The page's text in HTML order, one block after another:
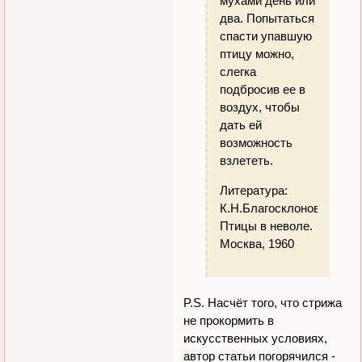
два. Попытаться
спасти упавшую
птицу можно,
слегка
подбросив ее в
воздух, чтобы
дать ей
возможность
взлететь.
Литература:
К.Н.Благосклонов.
Птицы в неволе.
Москва, 1960
P.S. Насчёт того, что стрижа
не прокормить в
искусственных условиях,
автор статьи погорячился -